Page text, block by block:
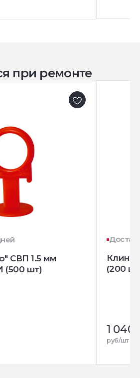
при ремонте
СВП 1.5 мм
(500 шт)
Клин
(200
1 040
руб/шт